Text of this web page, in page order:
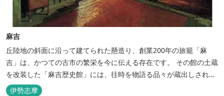
麻吉
丘陸地の斜面に沿って建てられた懸造り、創業200年の旅籠「麻
吉」は、かつての古市の繁栄を今に伝える存在です。 その館の土蔵
を改装した「麻吉歴史館」には、往時を物語る品々が蔵出しされ、
お伊勢参り華やかなりし頃へとお誘い致します。
伊勢志摩